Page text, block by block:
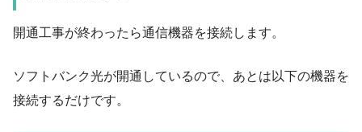
開通工事が終わったら通信機器を接続します。
ソフトバンク光が開通しているので、あとは以下の機器を
接続するだけです。